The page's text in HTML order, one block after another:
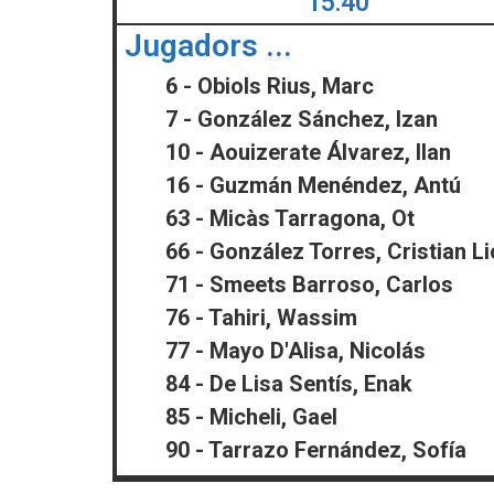
Jugadors ...
6 - Obiols Rius, Marc
7 - González Sánchez, Izan
10 - Aouizerate Álvarez, Ilan
16 - Guzmán Menéndez, Antú
63 - Micàs Tarragona, Ot
66 - González Torres, Cristian
71 - Smeets Barroso, Carlos
76 - Tahiri, Wassim
77 - Mayo D'Alisa, Nicolás
84 - De Lisa Sentís, Enak
85 - Micheli, Gael
90 - Tarrazo Fernández, Sofía